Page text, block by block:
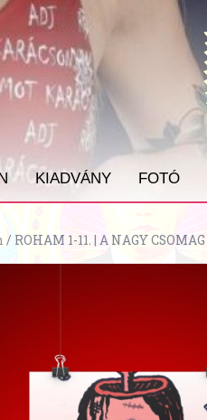
KIADVÁNY FOTÓ
/ ROHAM 1-11. | A NAGY CSOMAG